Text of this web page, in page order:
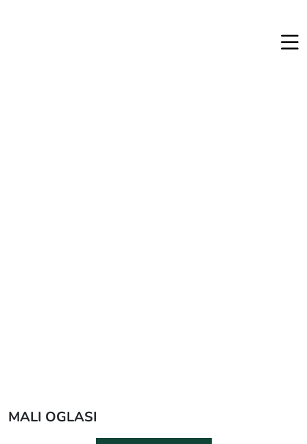
MALI OGLASI